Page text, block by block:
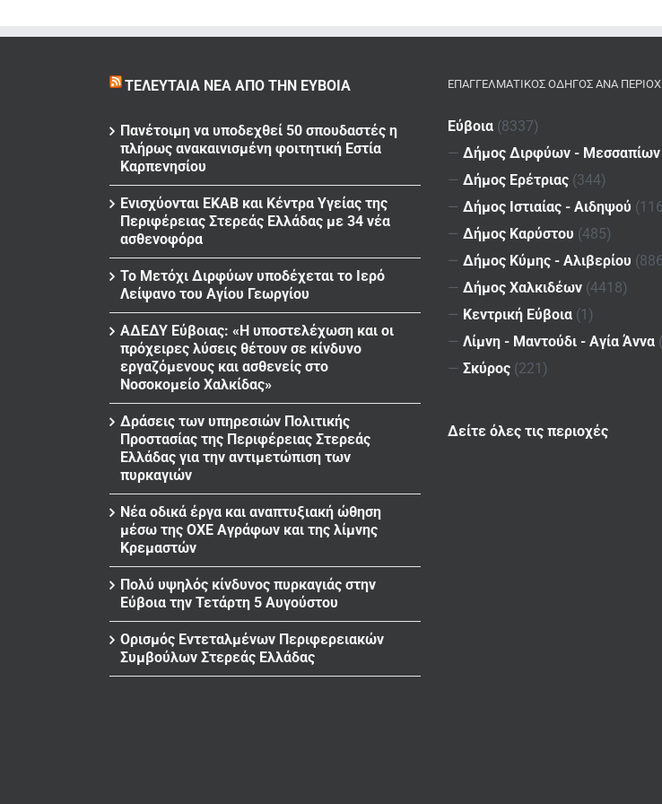
ΤΕΛΕΥΤΑΊΑ ΝΈΑ ΑΠΌ ΤΗΝ ΕΎΒΟΙΑ
Πανέτοιμη να υποδεχθεί 50 σπουδαστές η
πλήρως ανακαινισμένη φοιτητική Εστία
Καρπενησίου
Ενισχύονται ΕΚΑΒ και Κέντρα Υγείας της
Περιφέρειας Στερεάς Ελλάδας με 34 νέα
ασθενοφόρα
Το Μετόχι Διρφύων υποδέχεται το Ιερό
Λείψανο του Αγίου Γεωργίου
ΑΔΕΔΥ Εύβοιας: «Η υποστελέχωση και οι
πρόχειρες λύσεις θέτουν σε κίνδυνο
εργαζόμενους και ασθενείς στο
Νοσοκομείο Χαλκίδας»
Δράσεις των υπηρεσιών Πολιτικής
Προστασίας της Περιφέρειας Στερεάς
Ελλάδας για την αντιμετώπιση των
πυρκαγιών
Νέα οδικά έργα και αναπτυξιακή ώθηση
μέσω της ΟΧΕ Αγράφων και της λίμνης
Κρεμαστών
Πολύ υψηλός κίνδυνος πυρκαγιάς στην
Εύβοια την Τετάρτη 5 Αυγούστου
Ορισμός Εντεταλμένων Περιφερειακών
Συμβούλων Στερεάς Ελλάδας
ΕΠΑΓΓΕΛΜΑΤΙΚΌΣ ΟΔΗΓΌΣ ΑΝΆ
Εύβοια (8337)
— Δήμος Διρφύων - Μεσσαπίων
— Δήμος Ερέτριας (344)
— Δήμος Ιστιαίας - Αιδηψού
— Δήμος Καρύστου (485)
— Δήμος Κύμης - Αλιβερίου
— Δήμος Χαλκιδέων (4418)
— Κεντρική Εύβοια (1)
— Λίμνη - Μαντούδι - Αγία Άννα
— Σκύρος (221)
Δείτε όλες τις περιοχές